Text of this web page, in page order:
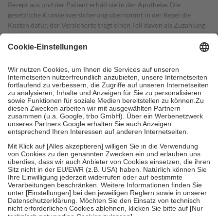
Rezept aus und der Patient erhält sie in der Apotheke. Die
gesetzliche Krankenversicherung übernimmt in der Regel die
Kosten dafür, der Versicherte trägt einen Teil davon als Zuzahlung
mit.
Grundsätzlich leisten Mitglieder Zuzahlungen in Höhe von zehn
höchstens zehn Euro.
Es sind jedoch nie mehr als die tatsächlichen
Kosten der Leistung zu entrichten.
Diese Regeln gelten grundsätzlich auch für Online-Apotheken.
Bei Heilmitteln und häuslicher Krankenpflege beträgt die
Zuzahlung zehn Prozent der Kosten sowie zehn Euro je
Verordnung.
Um das Engagement der Versicherten für ihre eigene Gesundheit zu
stärken und die besondere Stellung der Familie zu unterstützen,
fallenkeine Zuzahlungenan bei:
• Kindern und Jugendlichen bis zum vollendeten 18. Lebensjahr
mit Ausnahme der Fahrkosten
• Untersuchungen zur Vorsorge und Früherkennung, die von der
GKV getragen werden
• empfohlenen Schutzimpfungen
• Harn- und Blutteststreifen